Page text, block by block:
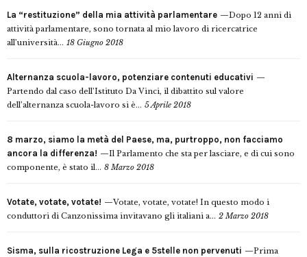
La “restituzione” della mia attività parlamentare
Dopo 12 anni di
attività parlamentare, sono tornata al mio lavoro di ricercatrice
all’università... 18 Giugno 2018
Alternanza scuola-lavoro, potenziare contenuti educativi
Partendo dal caso dell’Istituto Da Vinci, il dibattito sul valore
dell’alternanza scuola-lavoro si è... 5 Aprile 2018
8 marzo, siamo la metà del Paese, ma, purtroppo, non facciamo
ancora la differenza!
Il Parlamento che sta per lasciare, e di cui sono
componente, è stato il... 8 Marzo 2018
Votate, votate, votate!
Votate, votate, votate! In questo modo i
conduttori di Canzonissima invitavano gli italiani a... 2 Marzo 2018
Sisma, sulla ricostruzione Lega e 5stelle non pervenuti
Prima